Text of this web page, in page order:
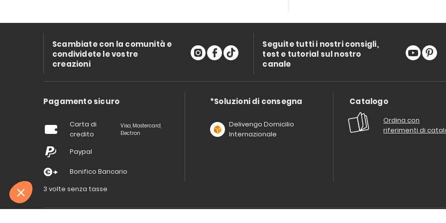
Scambiate con la comunità e
condividete le vostre
creazioni
Seguite tutti i nostri consigli,
test e tutorial sul nostro
canale
Pagamento sicuro
Carta di
credito
Visa, Mastercard,
Electron
Paypal
Bonifico Bancario
3 volte senza tasse
*Soluzioni di consegna
Delivengo Domicilio
Internazionale
Catalogo
Ordina con
riferimenti di